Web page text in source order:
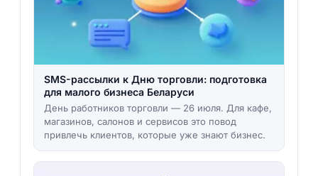
SMS-рассылки к Дню торговли: подготовка
для малого бизнеса Беларуси
День работников торговли — 26 июля. Для кафе,
магазинов, салонов и сервисов это повод
привлечь клиентов, которые уже знают бизнес.